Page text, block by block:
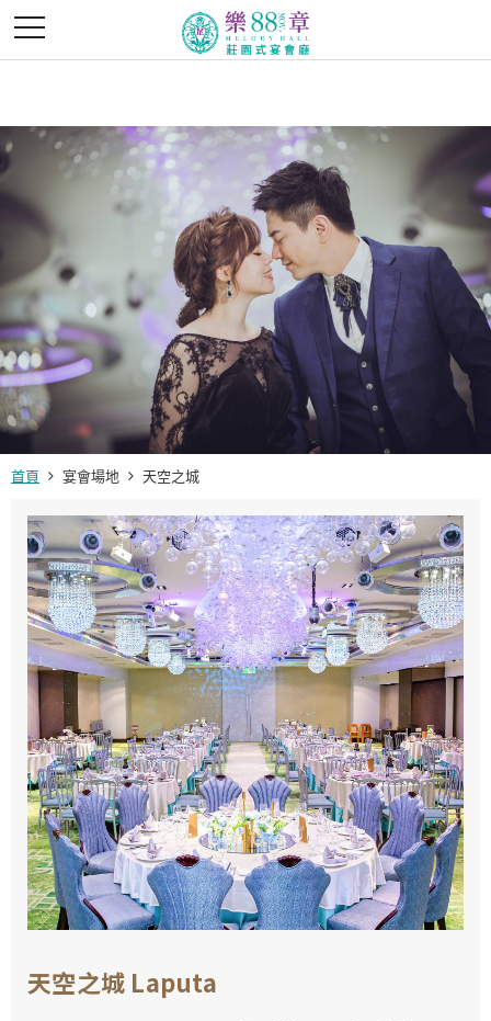
首頁 宴會場地 天空之城
天空之城 Laputa